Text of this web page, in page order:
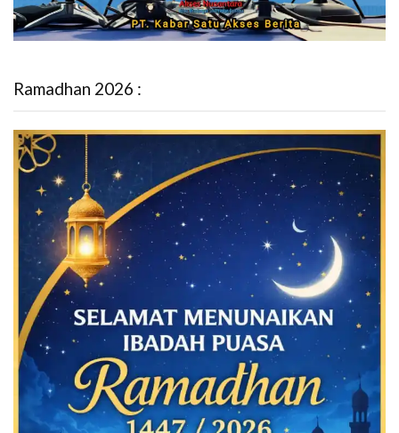
Ramadhan 2026 :